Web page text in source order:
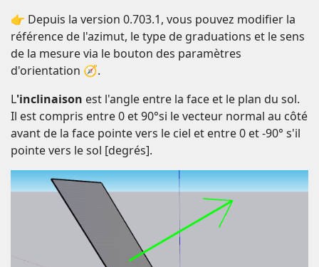
👉 Depuis la version 0.703.1, vous pouvez modifier la
référence de l'azimut, le type de graduations et le sens
de la mesure via le bouton des paramètres
d'orientation 🧭.
L'inclinaison est l'angle entre la face et le plan du sol.
Il est compris entre 0 et 90°si le vecteur normal au côté
avant de la face pointe vers le ciel et entre 0 et -90° s'il
pointe vers le sol [degrés].